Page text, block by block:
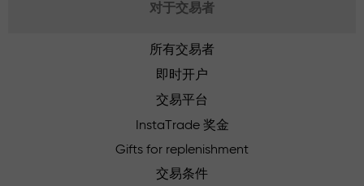
对于交易者
所有交易者
即时开户
交易平台
InstaTrade 奖金
Gifts for replenishment
交易条件